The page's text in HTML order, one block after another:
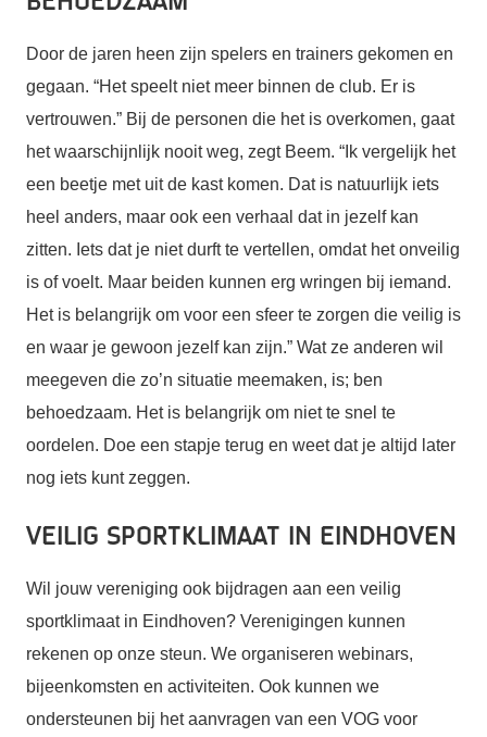
Door de jaren heen zijn spelers en trainers gekomen en
gegaan. “Het speelt niet meer binnen de club. Er is
vertrouwen.” Bij de personen die het is overkomen, gaat
het waarschijnlijk nooit weg, zegt Beem. “Ik vergelijk het
een beetje met uit de kast komen. Dat is natuurlijk iets
heel anders, maar ook een verhaal dat in jezelf kan
zitten. Iets dat je niet durft te vertellen, omdat het onveilig
is of voelt. Maar beiden kunnen erg wringen bij iemand.
Het is belangrijk om voor een sfeer te zorgen die veilig is
en waar je gewoon jezelf kan zijn.” Wat ze anderen wil
meegeven die zo’n situatie meemaken, is; ben
behoedzaam. Het is belangrijk om niet te snel te
oordelen. Doe een stapje terug en weet dat je altijd later
nog iets kunt zeggen.
Veilig sportklimaat in Eindhoven
Wil jouw vereniging ook bijdragen aan een veilig
sportklimaat in Eindhoven? Verenigingen kunnen
rekenen op onze steun. We organiseren webinars,
bijeenkomsten en activiteiten. Ook kunnen we
ondersteunen bij het aanvragen van een VOG voor